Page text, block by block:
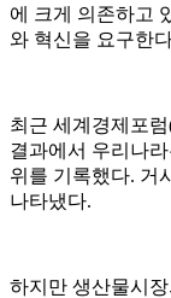
에 크게 의존하고
와 혁신을 요구한
최근 세계경제포
결과에서 우리나
위를 기록했다. 거
나타냈다.
하지만 생산물시